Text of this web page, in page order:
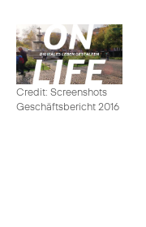
Credit: Screenshots
Geschäftsbericht 2016